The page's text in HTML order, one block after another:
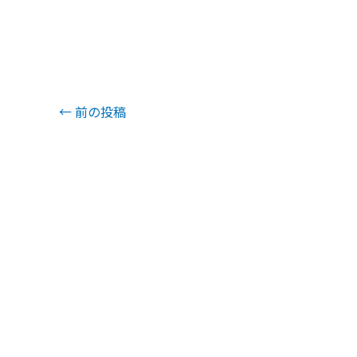
←前の投稿